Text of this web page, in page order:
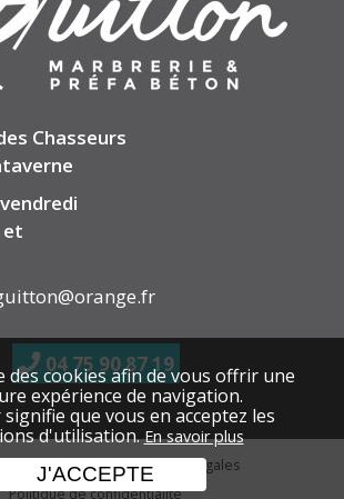
Chasseurs
et
04 75 90 87 19
Guitton
Mentions légales
Politique de confidentialité
des cookies afin de vous offrir une
expérience de navigation.
que vous en acceptez les
d'utilisation.En savoir plus
J'ACCEPTE